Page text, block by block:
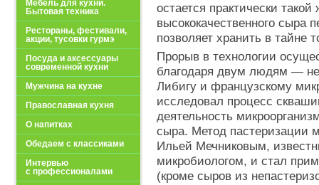
Мебель для кухни.
Бытовая техника
Рестораны, фестивали,
акции, тусовки гурмэ
Посуда и аксессуары
современной кухни
Мужчина на кухне
Православная кухня
О напитках
Обедаем с классиками
Интервью
с профессионалами
остается практически
высококачественного сыра
позволяет хранить в тайне
Прорыв в технологии
благодаря двум людям —
Либигу и французскому
исследовал процесс
деятельность
сыра. Метод пастеризации
Ильей Мечниковым,
микробиологом, и стал
(кроме сыров из